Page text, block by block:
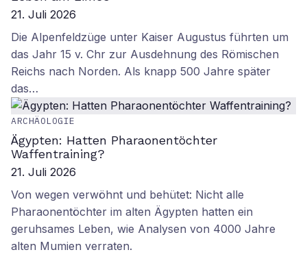
21. Juli 2026
Die Alpenfeldzüge unter Kaiser Augustus führten um
das Jahr 15 v. Chr zur Ausdehnung des Römischen
Reichs nach Norden. Als knapp 500 Jahre später
das…
ARCHÄOLOGIE
Ägypten: Hatten Pharaonentöchter
Waffentraining?
21. Juli 2026
Von wegen verwöhnt und behütet: Nicht alle
Pharaonentöchter im alten Ägypten hatten ein
geruhsames Leben, wie Analysen von 4000 Jahre
alten Mumien verraten.